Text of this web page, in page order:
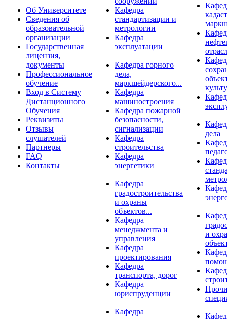
Об Университете
Сведения об
образовательной
организации
Государственная
лицензия,
документы
Профессиональное
обучение
Вход в Систему
Дистанционного
Обучения
Реквизиты
Отзывы
слушателей
Партнеры
FAQ
Контакты
Кафедра
стандартизации и
метрологии
Кафедра
эксплуатации
Кафедра горного
дела,
маркшейдерского...
Кафедра
машиностроения
Кафедра пожарной
безопасности,
сигнализации
Кафедра
строительства
Кафедра
энергетики
Кафедра
градостроительства
и охраны
объектов...
Кафедра
менеджмента и
управления
Кафедра
проектирования
Кафедра
транспорта, дорог
Кафедра
юриспруденции
Кафедра
дела
и